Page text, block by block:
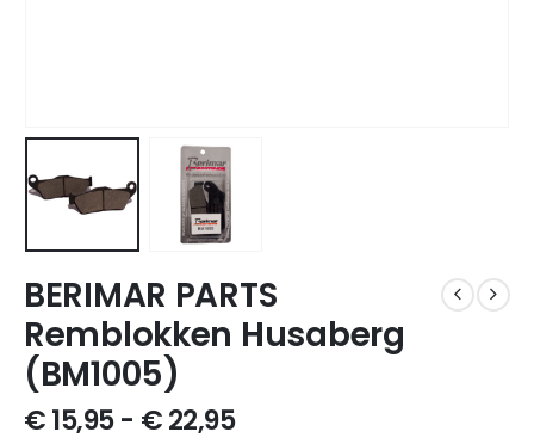
BERIMAR PARTS
Remblokken Husaberg
(BM1005)
€15,95- €22,95